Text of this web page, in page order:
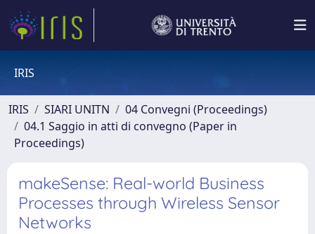
IRIS
IRIS SIARI UNITN
04 Convegni (Proceedings)
04.1 Saggio in atti di convegno (Paper in
Proceedings)
makeSense: Real-world Business
Processes through Wireless Sensor
Networks